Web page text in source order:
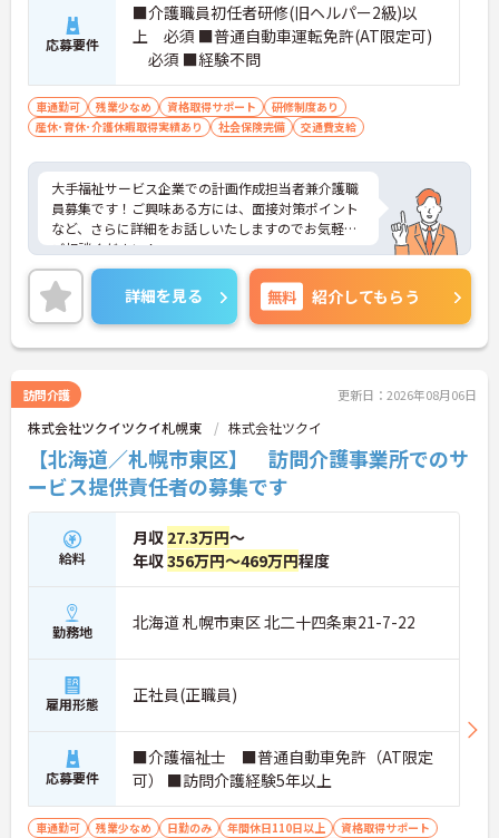
応募要件
■介護職員初任者研修(旧ヘルパー2級)以
上 必須 ■普通自動車運転免許(AT限定可)
必須 ■経験不問
車通勤可 残業少なめ 資格取得サポート
研修制度あり
産休･育休･介護休暇取得実績あり
社会保険完備 交通費支給
大手福祉サービス企業での計画作成担当者兼介護職
員募集です！ご興味ある方には、面接対策ポイント
など、さらに詳細をお話しいたしますのでお気軽に
ご相談ください！
詳細を見る 無料 紹介してもらう
訪問介護 更新日：2026年08月06日
株式会社ツクイツクイ札幌東 株式会社ツクイ
【北海道／札幌市東区】 訪問介護事業所でのサ
ービス提供責任者の募集です
給料
月収 27.3万円～
年収356万円～469万円程度
勤務地 北海道 札幌市東区 北二十四条東21-7-22
雇用形態 正社員(正職員)
応募要件
■介護福祉士 ■普通自動車免許（AT限定
可） ■訪問介護経験5年以上
車通勤可 残業少なめ 日勤のみ 年間休日110日以上
資格取得サポート